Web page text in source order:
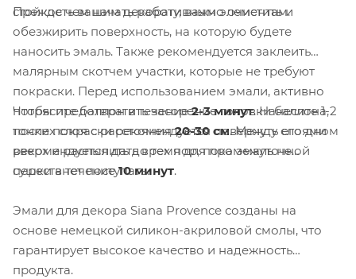
стойкость вашим декоративным элементам.
Прежде чем начать работу, важно очистить и
обезжирить поверхность, на которую будете
наносить эмаль. Также рекомендуется заклеить
малярным скотчем участки, которые не требуют
покраски. Перед использованием эмали, активно
потрясите баллон в течение2-3 минут. Нанесите 1-2
тонких слоя с расстояния20-30 см. Между слоями
рекомендуется дать время для промежуточной
сушки в течение10 минут.
Чтобы предотвратить засорение головки баллона,
после покраски рекомендуется повернуть его дном
вверх и распылить до тех пор, пока эмаль не
перестанет поступать.
Эмали для декора Siana Provence созданы на
основе немецкой силикон-акриловой смолы, что
гарантирует высокое качество и надежность
продукта.